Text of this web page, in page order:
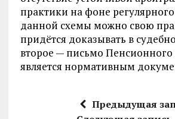
практики на фоне
данной схемы можно свою
придётся доказывать в
второе — письмо
является нормативным
Предыдущая